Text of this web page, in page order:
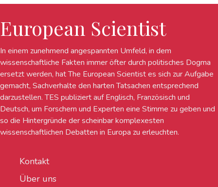
European Scientist
In einem zunehmend angespannten Umfeld, in dem
wissenschaftliche Fakten immer öfter durch politisches Dogma
ersetzt werden, hat The European Scientist es sich zur Aufgabe
gemacht, Sachverhalte den harten Tatsachen entsprechend
darzustellen. TES publiziert auf Englisch, Französisch und
Deutsch, um Forschern und Experten eine Stimme zu geben und
so die Hintergründe der scheinbar komplexesten
wissenschaftlichen Debatten in Europa zu erleuchten.
Kontakt
Über uns